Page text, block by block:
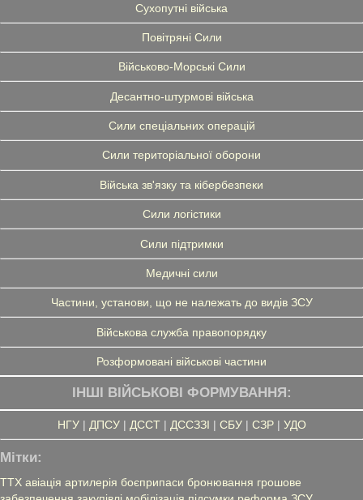
Сухопутні війська
Повітряні Сили
Військово-Морські Сили
Десантно-штурмові війська
Сили спеціальних операцій
Сили територіальної оборони
Війська зв'язку та кібербезпеки
Сили логістики
Сили підтримки
Медичні сили
Частини, установи, що не належать до видів ЗСУ
Військова служба правопорядку
Розформовані військові частини
ІНШІ ВІЙСЬКОВІ ФОРМУВАННЯ:
НГУ| ДПСУ| ДССТ| ДССЗЗІ | СБУ| СЗР| УДО
Мітки:
ТТХ авіація артилерія боєприпаси бронювання грошове